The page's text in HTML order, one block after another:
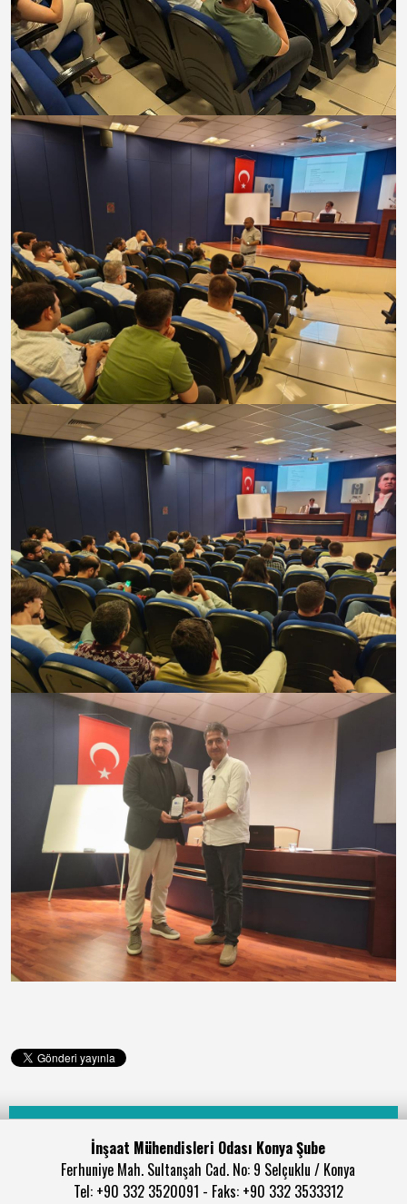
İnşaat Mühendisleri Odası Konya Şube
Ferhuniye Mah. Sultanşah Cad. No: 9 Selçuklu / Konya
Tel: +90 332 3520091 - Faks: +90 332 3533312